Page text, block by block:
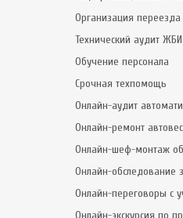
Организация переезда
Технический аудит
Обучение персонала
Срочная техпомощь
Онлайн-аудит
Онлайн-ремонт
Онлайн-шеф-монтаж
Онлайн-обследование
Онлайн-переговоры с
Онлайн-экскурсия по